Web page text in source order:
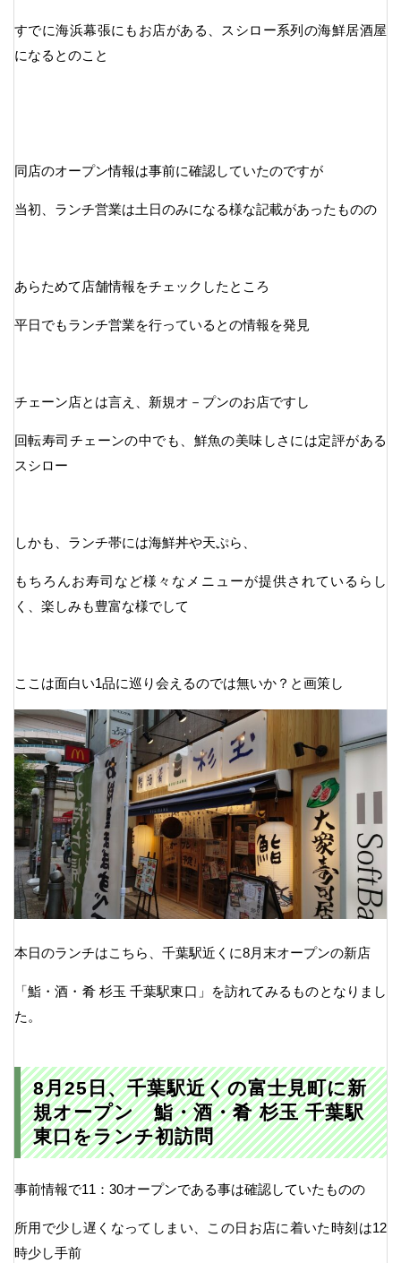
すでに海浜幕張にもお店がある、スシロー系列の海鮮居酒屋
になるとのこと
同店のオープン情報は事前に確認していたのですが
当初、ランチ営業は土日のみになる様な記載があったものの
あらためて店舗情報をチェックしたところ
平日でもランチ営業を行っているとの情報を発見
チェーン店とは言え、新規オ－プンのお店ですし
回転寿司チェーンの中でも、鮮魚の美味しさには定評がある
スシロー
しかも、ランチ帯には海鮮丼や天ぷら、
もちろんお寿司など様々なメニューが提供されているらし
く、楽しみも豊富な様でして
ここは面白い1品に巡り会えるのでは無いか？と画策し
本日のランチはこちら、千葉駅近くに8月末オープンの新店
「鮨・酒・肴 杉玉 千葉駅東口」を訪れてみるものとなりまし
た。
8月25日、千葉駅近くの富士見町に新
規オープン 鮨・酒・肴 杉玉 千葉駅
東口をランチ初訪問
事前情報で11：30オープンである事は確認していたものの
所用で少し遅くなってしまい、この日お店に着いた時刻は12
時少し手前